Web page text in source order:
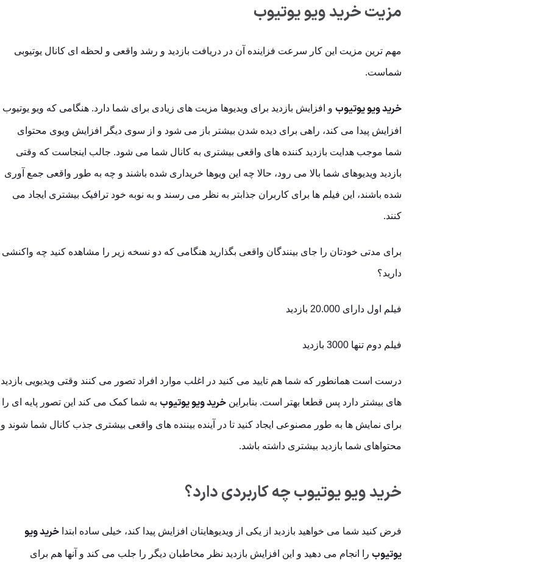
مزیت خرید ویو یوتیوب
مهم ترین مزیت این کار سرعت فزاینده آن در دریافت بازدید و رشد واقعی و لحظه ای کانال یوتیوبی
شماست.
خرید ویو یوتیوب و افزایش بازدید برای ویدیوها مزیت های زیادی برای شما دارد. هنگامی که ویو یوتیوب
افزایش پیدا می کند، راهی برای دیده شدن بیشتر باز می شود و از سوی دیگر افزایش ویوی محتوای
شما موجب هدایت بازدید کننده های واقعی بیشتری به کانال شما می شود. جالب اینجاست که وقتی
بازدید ویدیوهای شما بالا می رود، حالا چه این ویوها خریداری شده باشند و چه به طور واقعی جمع آوری
شده باشند، این فیلم ها برای کاربران جذابتر به نظر می رسند و به نوبه خود ترافیک بیشتری ایجاد می
کنند.
برای مدتی خودتان را جای بینندگان واقعی بگذارید هنگامی که دو نسخه زیر را مشاهده کنید چه واکنشی
دارید؟
فیلم اول دارای 20.000 بازدید
فیلم دوم تنها 3000 بازدید
درست است همانطور که شما هم تایید می کنید در اغلب موارد افراد تصور می کنند وقتی ویدیویی بازدید
های بیشتر دارد پس قطعا بهتر است. بنابراین خرید ویو یوتیوب به شما کمک می کند این تصور پایه ای را
برای نمایش ها به طور مصنوعی ایجاد کنید تا در آینده بیننده های واقعی بیشتری جذب کانال شما شوند و
محتواهای شما بازدید بیشتری داشته باشد.
خرید ویو یوتیوب چه کاربردی دارد؟
فرض کنید شما می خواهید بازدید از یکی از ویدیوهایتان افزایش پیدا کند، خیلی ساده ابتدا خرید ویو
یوتیوب را انجام می دهید و این افزایش بازدید نظر مخاطبان دیگر را جلب می کند و آنها هم برای